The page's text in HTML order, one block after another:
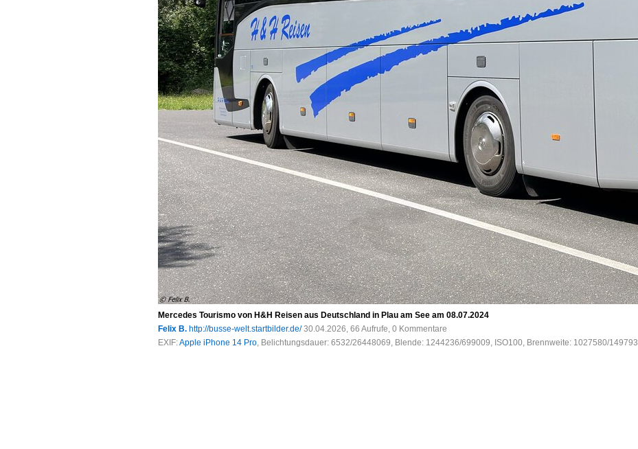
Mercedes Tourismo von H&H Reisen aus Deutschland in Plau am See am 08.07.2024
Felix B. http://busse-welt.startbilder.de/ 30.04.2026, 66 Aufrufe, 0 Kommentare
EXIF:Apple iPhone 14 Pro, Belichtungsdauer: 6532/26448069, Blende: 1244236/699009, ISO100, Brennweite: 1027580/149793